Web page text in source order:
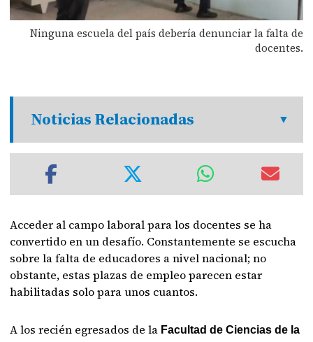
Ninguna escuela del país debería denunciar la falta de
docentes.
Noticias Relacionadas
Acceder al campo laboral para los docentes se ha
convertido en un desafío. Constantemente se escucha
sobre la falta de educadores a nivel nacional; no
obstante, estas plazas de empleo parecen estar
habilitadas solo para unos cuantos.
A los recién egresados de la Facultad de Ciencias de la